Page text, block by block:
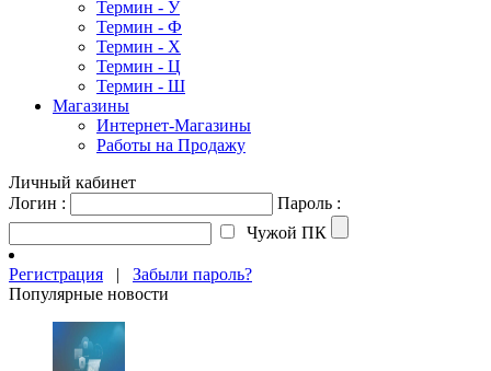
Термин - У
Термин - Ф
Термин - Х
Термин - Ц
Термин - Ш
Магазины
Интернет-Магазины
Работы на Продажу
Личный кабинет
Логин :
Пароль :
Чужой ПК
Регистрация | Забыли пароль?
Популярные новости